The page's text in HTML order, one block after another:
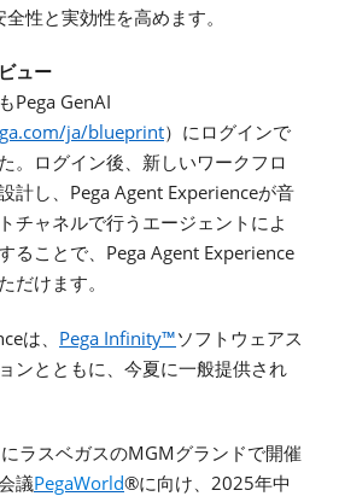
全性と実効性を高めます。
ュー
Pega GenAI
ja/blueprint）にログインで
。ログイン後、新しいワークフロ
計し、 Pega Agent Experienceが音
チャネルで行うエージェントによ
ることで、 Pega Agent Experience
だけます。
は、 Pega Infinity™ソフトウェアス
ンとともに、今夏に一般提供され
にラスベガスのMGMグランドで開催
議PegaWorld®に向け、 2025年中